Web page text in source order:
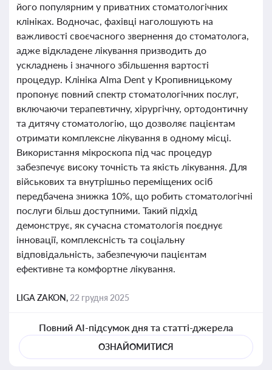
його популярним у приватних стоматологічних
клініках. Водночас, фахівці наголошують на
важливості своєчасного звернення до стоматолога,
адже відкладене лікування призводить до
ускладнень і значного збільшення вартості
процедур. Клініка Alma Dent у Кропивницькому
пропонує повний спектр стоматологічних послуг,
включаючи терапевтичну, хірургічну, ортодонтичну
та дитячу стоматологію, що дозволяє пацієнтам
отримати комплексне лікування в одному місці.
Використання мікроскопа під час процедур
забезпечує високу точність та якість лікування. Для
військових та внутрішньо переміщених осіб
передбачена знижка 10%, що робить стоматологічні
послуги більш доступними. Такий підхід
демонструє, як сучасна стоматологія поєднує
інновації, комплексність та соціальну
відповідальність, забезпечуючи пацієнтам
ефективне та комфортне лікування.
LIGA ZAKON, 22 грудня 2025
Повний AI-підсумок дня та статті-джерела
ОЗНАЙОМИТИСЯ